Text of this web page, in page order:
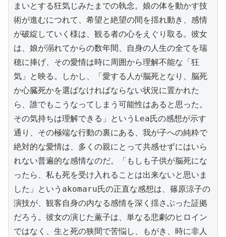
まいとする狂気じみたまでの執念。娘の体を動かす技
術が進むにつれて、希望と絶望の間を揺れ動き、感情
が破綻していく様は、観る者の心をえぐり取る。彼女
は、娘が溺れてからの数年間、自身の人生の全てを瑞
穂に捧げ、その愛情は時に周囲から理解不能な「狂
気」と映る。しかし、「愛する人が脳死となり、脳死
か心臓死かを選ばなければならない状況に置かれた
ら、誰でもこうなってしまう可能性はあると思った。
その気持ちは理解できる」というLea氏の感想が示す
通り、その極端な行動の裏にある、我が子への純粋で
絶対的な愛情は、多くの親にとって共感せずにはいら
れない普遍的な感情なのだ。「もしも子供が脳死にな
ったら、私も死を受け入れることは出来ないと思いま
した」というakomaru氏の正直な感想は、篠原涼子の
演技が、観客自身の内なる感情を深く揺さぶった証拠
だろう。彼女の演じた薫子は、単なる悲劇のヒロイン
ではなく、生と死の狭間で苦悩し、もがき、時に非人